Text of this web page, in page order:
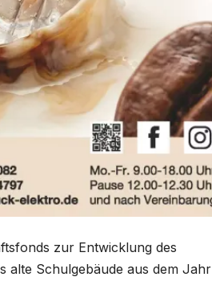
zur Entwicklung des
alte Schulgebäude aus dem Jahr